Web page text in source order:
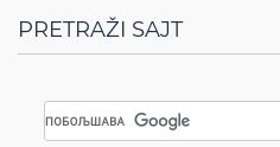
PRETRAŽI SAJT